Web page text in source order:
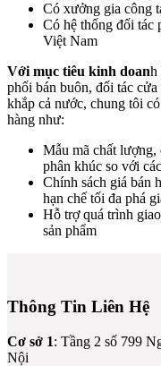
downloader
Có xưởng gia công
Có hệ thống đối tác
Việt Nam
Với mục tiêu kinh doanh
phối bán buôn, đối tác
khắp cả nước, chung tôi
hàng như:
Mẫu mã chất lượng,
phân khúc so với
Chính sách giá bán
hạn chế tối đa phá
Hỗ trợ quá trình
sản phẩm
Thông Tin Liên Hệ
Cơ sở 1: Tầng 2 số 799
Nội